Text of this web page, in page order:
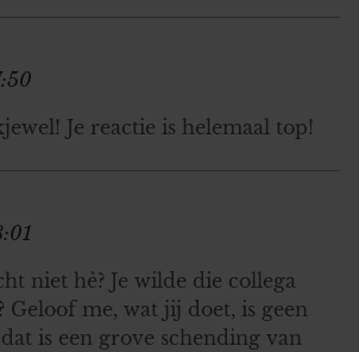
Je reactie is helemaal top!
niet hè? Je wilde die collega
Geloof me, wat jij doet, is geen
is een grove schending van